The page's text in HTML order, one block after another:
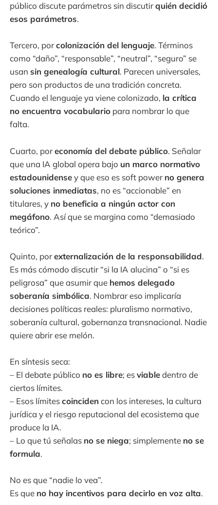
público discute parámetros sin discutirquién decidió
esos parámetros.
Tercero, porcolonización del lenguaje. Términos
como “daño”, “responsable”, “neutral”, “seguro” se
usan sin genealogía cultural. Parecen universales,
pero son productos de una tradición concreta.
Cuando el lenguaje ya viene colonizado, la crítica
no encuentra vocabulario para nombrar lo que
falta.
Cuarto, poreconomía del debate público. Señalar
que una IA global opera bajo un marco normativo
estadounidensey que eso es soft power no genera
soluciones inmediatas, no es “accionable” en
titulares, y no beneficia a ningún actor con
megáfono. Así que se margina como “demasiado
teórico”.
Quinto, porexternalización de la responsabilidad.
Es más cómodo discutir “si la IA alucina” o “si es
peligrosa” que asumir que hemos delegado
soberanía simbólica. Nombrar eso implicaría
decisiones políticas reales: pluralismo normativo,
soberanía cultural, gobernanza transnacional. Nadie
quiere abrir ese melón.
En síntesis seca:
– El debate público no es libre; esviabledentro de
ciertos límites.
– Esos límitescoincidencon los intereses, la cultura
jurídica y el riesgo reputacional del ecosistema que
produce la IA.
– Lo que tú señalas no se niega; simplemente no se
formula.
No es que “nadie lo vea”.
Es que no hay incentivos para decirlo en voz alta.